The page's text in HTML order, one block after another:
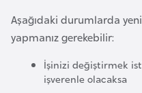
Aşağıdaki durumlarda
yapmanız gerekebilir:
İşinizi değiştirmek
işverenle olacaksa
i
r